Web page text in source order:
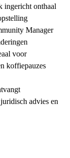
ingericht onthaal
Manager
voor
koffiepauzes
advies en